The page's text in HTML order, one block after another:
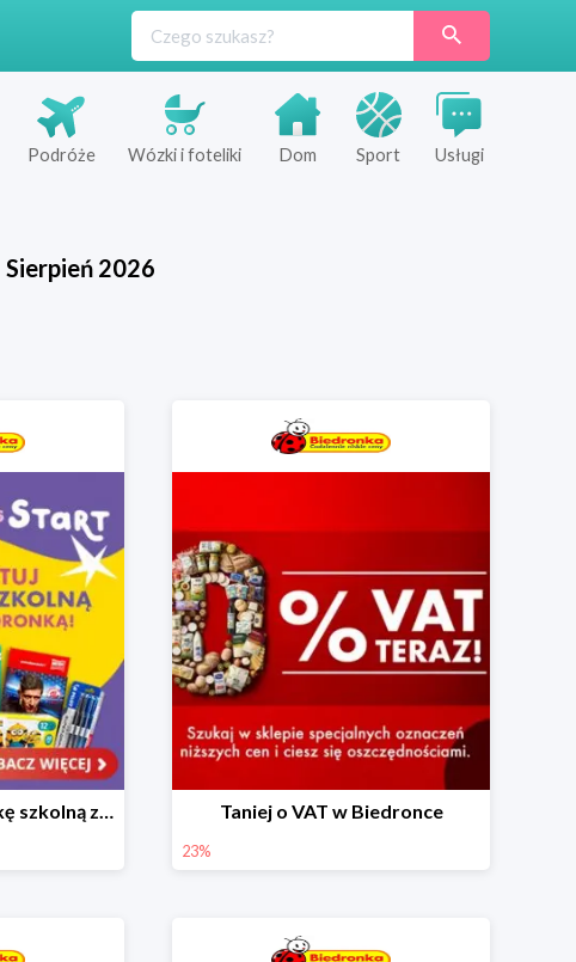
Podróże Wózki i foteliki Dom Sport Usługi
Sierpień 2026
Skompletuj wyprawkę szkolną z Biedronką od 4,99 zł Taniej o VAT w Biedronce
23%